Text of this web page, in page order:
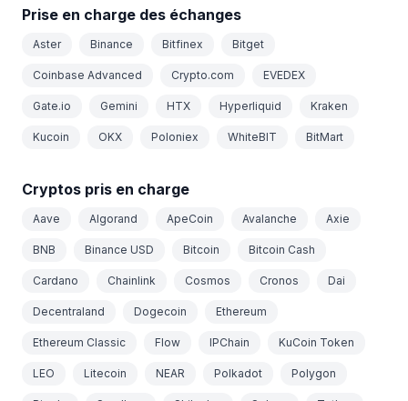
Prise en charge des échanges
Aster Binance Bitfinex Bitget
Coinbase Advanced Crypto.com EVEDEX
Gate.io Gemini HTX Hyperliquid Kraken
Kucoin OKX Poloniex WhiteBIT BitMart
Cryptos pris en charge
Aave Algorand ApeCoin Avalanche Axie
BNB Binance USD Bitcoin Bitcoin Cash
Cardano Chainlink Cosmos Cronos Dai
Decentraland Dogecoin Ethereum
Ethereum Classic Flow IPChain KuCoin Token
LEO Litecoin NEAR Polkadot Polygon